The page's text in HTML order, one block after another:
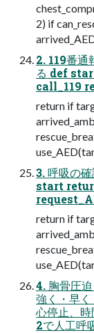
2) if
2. 119番通
る def
call_119
return if
3. 呼吸の
start
return if
4. 胸骨圧
強く・早
心停止、
2で人工呼